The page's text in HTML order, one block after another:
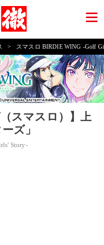
> スマスロ BIRDIE WING -Golf
スマスロ）】上
ズ」
Story-